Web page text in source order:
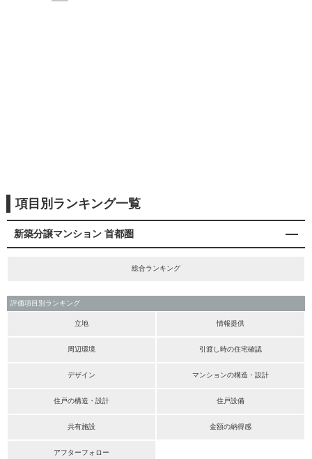
項目別ランキング一覧
新築分譲マンション 首都圏
総合ランキング
評価項目別ランキング
立地 情報提供
周辺環境 引渡し時の住宅確認
デザイン マンションの構造・設計
住戸の構造・設計 住戸設備
共有施設 金額の納得感
アフターフォロー